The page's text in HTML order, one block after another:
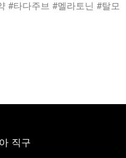
#타다주브 #멜라토닌 #탈모
직구